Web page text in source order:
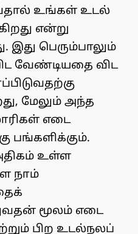
உங்கள் உடல்
என்று
இது பெரும்பாலும்
வேண்டியதை விட
மேலும் அந்த
எடை
பங்களிக்கும்.
உள்ள
நாம்
மூலம் எடை
பிற உடல்நலப்